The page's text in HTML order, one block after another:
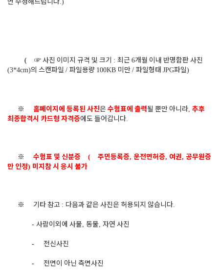
.)
( ☞사진 이미지 규격 및 크기 : 최근 6개월 이내 반명함판 사진
(3*4cm)의 스캔파일 / 파일용량 100KB 미만 / 파일형태 JPG파일)
※ 홈페이지에 등록된 사진은수험표에 출력될 뿐만 아니라, 추후
최종합격시 카드형 자격증에도 들어갑니다.
※ 수험표 및 신분증 ( 주민등록증, 운전면허증, 여권, 공무원증
만 인정) 미지참 시 응시 불가
※ 기타 참고 : 다음과 같은 사진은 허용되지 않습니다.
- 사람이외에 사물, 동물, 자연 사진
- 전신사진
- 전면이 아닌 측면사진